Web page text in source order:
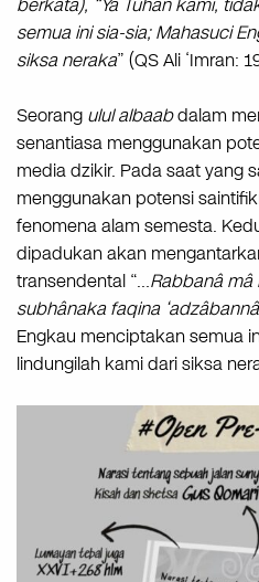
semua ini sia-sia; Mahasuci
siksa neraka” (QS Ali ‘Imran:
Seorang ulul albaabdalam
senantiasa menggunakan
media dzikir. Pada saat yang
menggunakan potensi
fenomena alam semesta.
dipadukan akan
transendental “…Rabbanâ
subhânaka faqina
Engkau menciptakan semua
lindungilah kami dari siksa